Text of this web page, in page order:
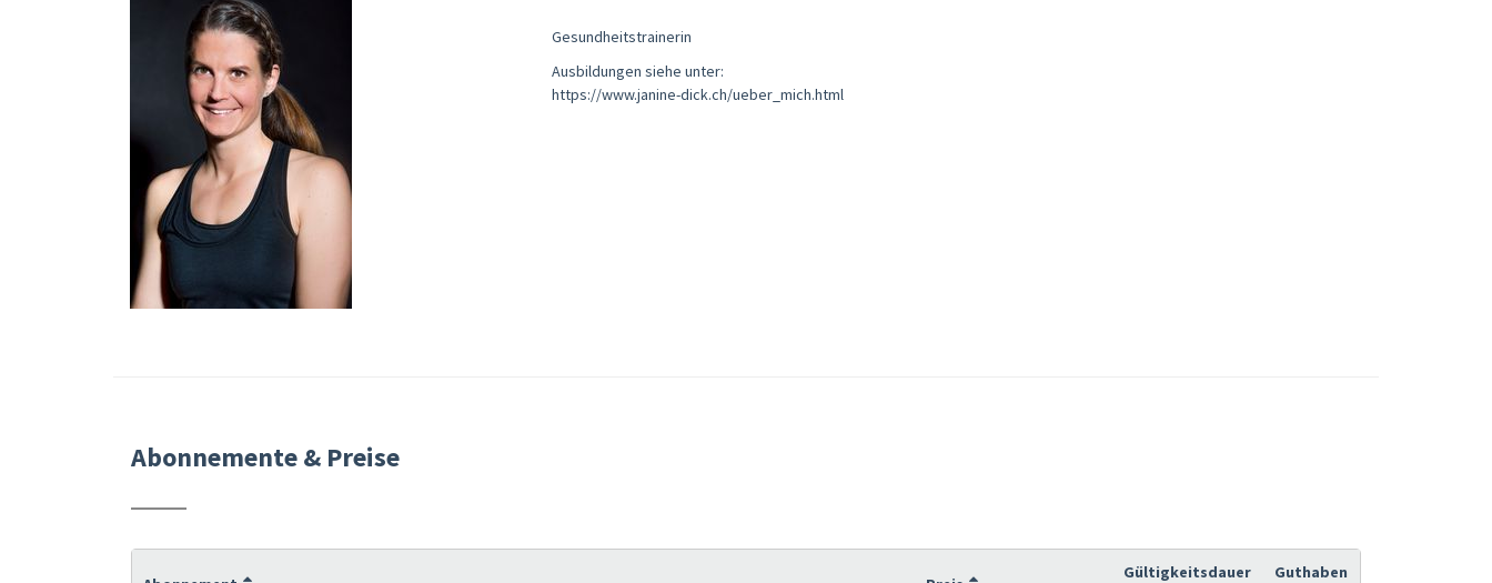
Gesundheitstrainerin
Ausbildungen siehe unter:
https://www.janine-dick.ch/ueber_mich.html
Abonnemente & Preise
Gültigkeitsdauer Guthaben